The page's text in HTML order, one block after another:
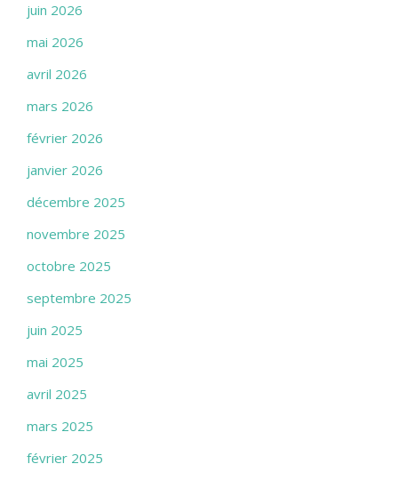
juin 2026
mai 2026
avril 2026
mars 2026
février 2026
janvier 2026
décembre 2025
novembre 2025
octobre 2025
septembre 2025
juin 2025
mai 2025
avril 2025
mars 2025
février 2025